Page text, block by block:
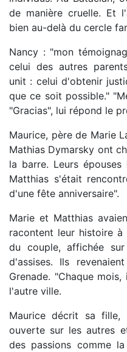
de manière cruelle. Et
bien au-delà du cercle
Nancy : "mon
celui des autres
unit : celui d'obtenir
que ce soit possible."
"Gracias", lui répond le
Maurice, père de Marie
Mathias Dymarsky ont
la barre. Leurs
Matthias s'était
d'une fête anniversaire".
Marie et Matthias
racontent leur histoire
du couple, affichée
d'assises. Ils
Grenade. "Chaque
l'autre ville.
Maurice décrit sa fille,
ouverte sur les autres
des passions comme